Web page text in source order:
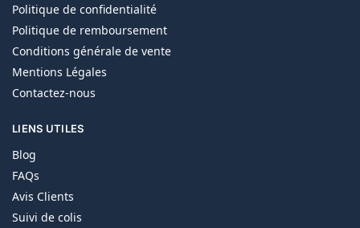
Politique de confidentialité
Politique de remboursement
Conditions générale de vente
Mentions Légales
Contactez-nous
LIENS UTILES
Blog
FAQs
Avis Clients
Suivi de colis